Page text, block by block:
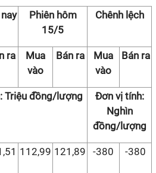
Phiên hôm
15/5
Chênh lệch
ra
Mua
vào
Bán ra
Mua
vào
Bán ra
Triệu đồng/lượng
Đơn vị tính:
Nghìn
đồng/lượng
112,99 121,89 -380 -380